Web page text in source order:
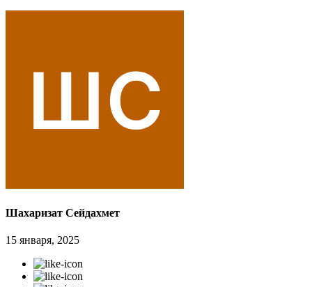
Шахаризат Сейдахмет
15 января, 2025